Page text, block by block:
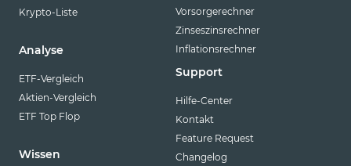
Krypto-Liste
Analyse
ETF-Vergleich
Aktien-Vergleich
ETF Top Flop
Wissen
Vorsorgerechner
Zinseszinsrechner
Inflationsrechner
Support
Hilfe-Center
Kontakt
Feature Request
Changelog